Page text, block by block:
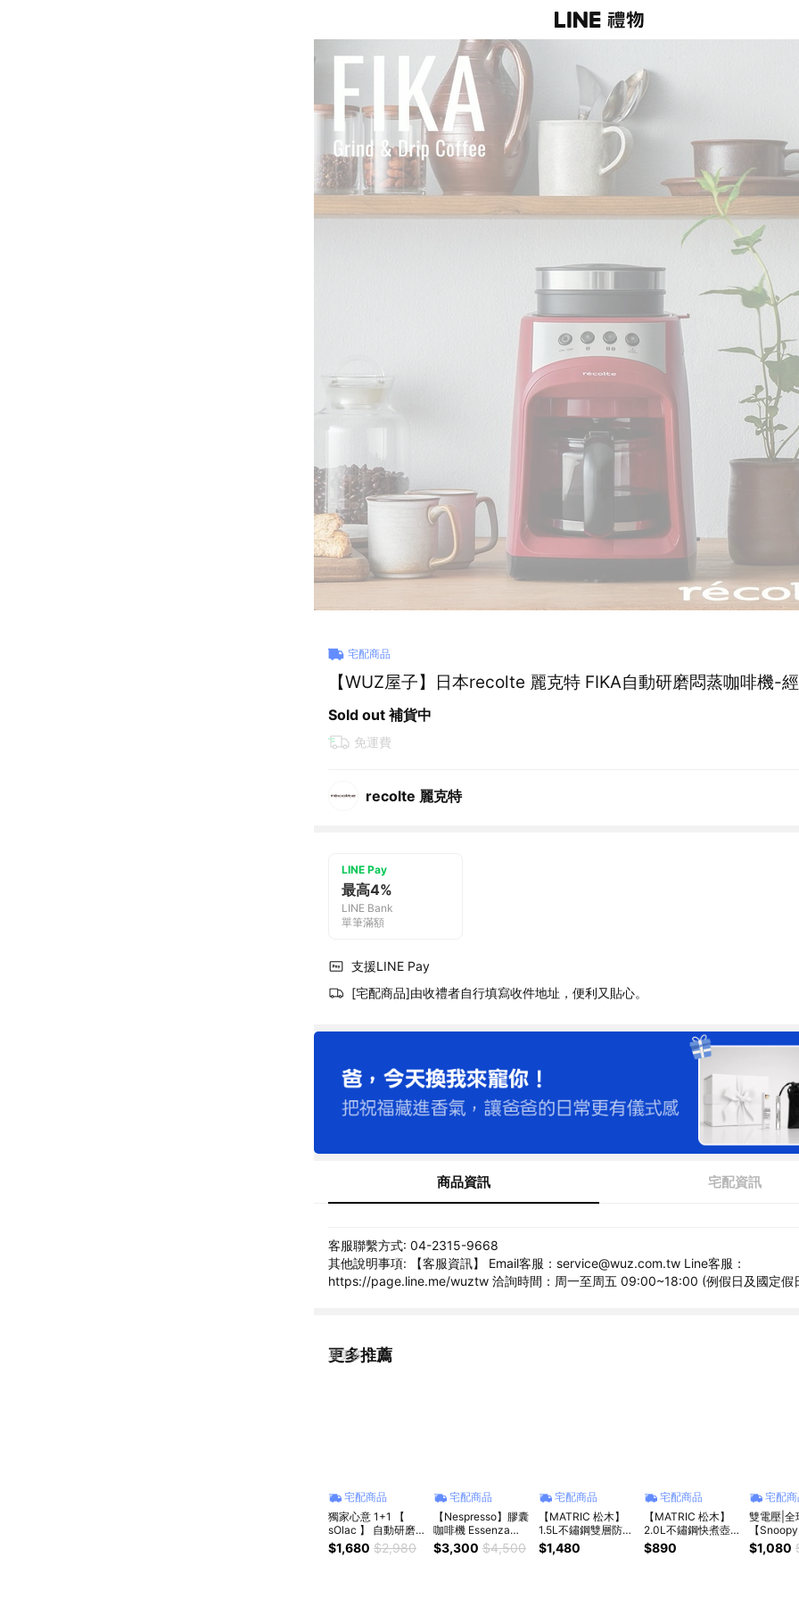
宅配商品
【WUZ屋子】日本recolte 麗克特 FIKA自動研磨悶蒸咖啡機-
Sold out 補貨中
免運費
recolte 麗克特
LINE Pay
最高4%
LINE Bank
單筆滿額
支援LINE Pay
[宅配商品]由收禮者自行填寫收件地址，便利又貼心。
商品資訊 宅配資訊
客服聯繫方式: 04-2315-9668
其他說明事項: 【客服資訊】 Email客服：service@wuz.com.tw Line客服：
https://page.line.me/wuztw 洽詢時間：周一至周五 09:00~18:00 (例假日及國定假
更多推薦
看更多
宅配商品
獨家心意 1+1 【
sOlac 】 自動研磨
咖啡機 ( SCM-
C58G ) 質感家電禮
$1,680 $2,980
宅配商品
【Nespresso】膠囊
咖啡機 Essenza
Mini 純潔白 (贈咖啡
組+膠囊折扣金)
$3,300 $4,500
宅配商品
【MATRIC 松木】
1.5L不鏽鋼雙層防燙
快煮壺MG-KT1507
$1,480
宅配商品
【MATRIC 松木】
2.0L不鏽鋼快煮壺
MG-KT2009
$890
宅配
雙電壓|全
【
雙電壓旅
SP-
$1,080